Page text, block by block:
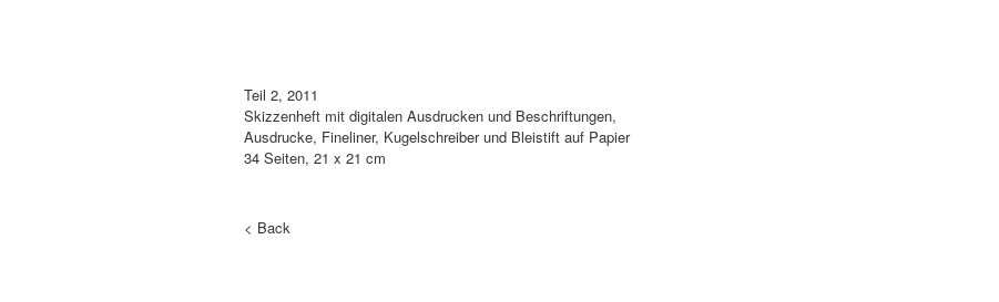
Teil 2, 2011
Skizzenheft mit digitalen Ausdrucken und Beschriftungen,
Ausdrucke, Fineliner, Kugelschreiber und Bleistift auf Papier
34 Seiten, 21 x 21 cm
< Back